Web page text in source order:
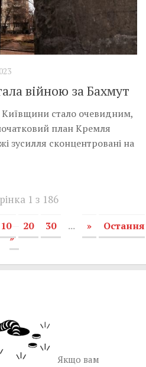
війною за Бахмут
Київщини стало очевидним,
план Кремля
зусилля сконцентровані на
1 з 186
10 20 30 ... »
Остання
»
Якщо вам